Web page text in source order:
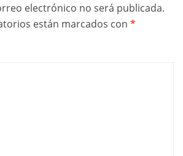
electrónico no será publicada.
están marcados con *